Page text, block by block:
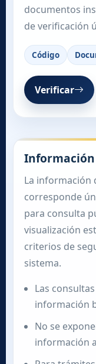
documentos
de verificación
Código
Verificar
La información
corresponde
para consulta
visualización
criterios de
sistema.
Las
información
No se
información